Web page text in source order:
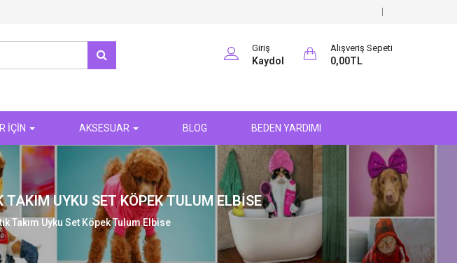
Alışveriş Sepeti
0,00TL
Giriş
Kaydol
İÇİN AKSESUAR BLOG BEDEN YARDIMI
UYKU SET KÖPEK TULUM ELBISE
Takım Uyku Set Köpek Tulum Elbise